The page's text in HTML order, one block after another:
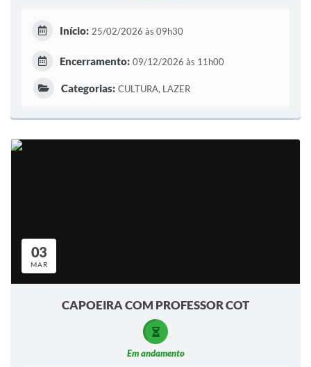
Início: 25/02/2026 às 09h30
Encerramento: 09/12/2026 às 11h00
Categorias: CULTURA, LAZER
03
MAR
CAPOEIRA COM PROFESSOR COT
Em andamento